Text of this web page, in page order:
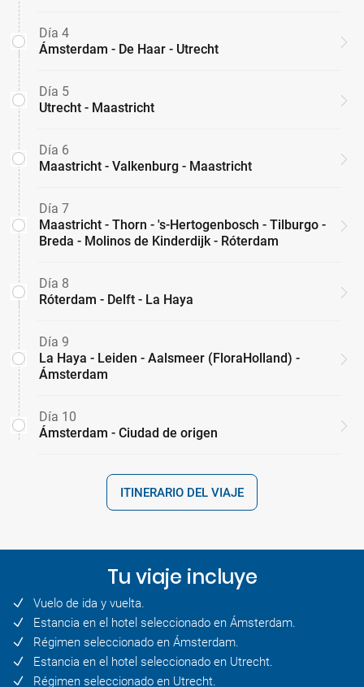
Día 4
Ámsterdam - De Haar - Utrecht
Día 5
Utrecht - Maastricht
Día 6
Maastricht - Valkenburg - Maastricht
Día 7
Maastricht - Thorn - 's-Hertogenbosch - Tilburgo -
Breda - Molinos de Kinderdijk - Róterdam
Día 8
Róterdam - Delft - La Haya
Día 9
La Haya - Leiden - Aalsmeer (FloraHolland) -
Ámsterdam
Día 10
Ámsterdam - Ciudad de origen
ITINERARIO DEL VIAJE
Tu viaje incluye
Vuelo de ida y vuelta.
Estancia en el hotel seleccionado en Ámsterdam.
Régimen seleccionado en Ámsterdam.
Estancia en el hotel seleccionado en Utrecht.
Régimen seleccionado en Utrecht.